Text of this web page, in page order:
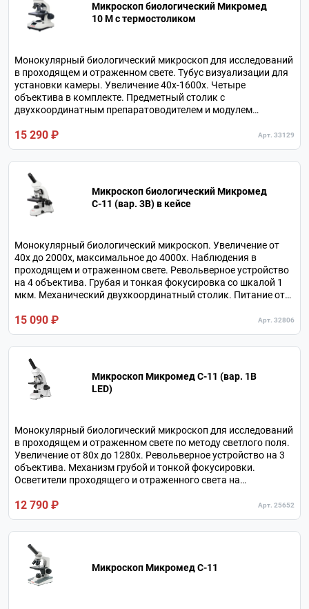
Микроскоп биологический Микромед
10 M c термостоликом
Монокулярный биологический микроскоп для исследований
в проходящем и отраженном свете. Тубус визуализации для
установки камеры. Увеличение 40х-1600х. Четыре
объектива в комплекте. Предметный столик с
двухкоординатным препаратоводителем и модулем
аккумулятора или от сетевого адаптера.
15 290 ₽ Арт. 33129
Микроскоп биологический Микромед
С-11 (вар. 3B) в кейсе
Монокулярный биологический микроскоп. Увеличение от
40х до 2000х, максимальное до 4000х. Наблюдения в
проходящем и отраженном свете. Револьверное устройство
на 4 объектива. Грубая и тонкая фокусировка со шкалой 1
мкм. Механический двухкоординатный столик. Питание от
лаборатория с препаратами и принадлежностями.
15 090 ₽ Арт. 32806
Микроскоп Микромед С-11 (вар. 1B
LED)
Монокулярный биологический микроскоп для исследований
в проходящем и отраженном свете по методу светлого поля.
Увеличение от 80х до 1280х. Револьверное устройство на 3
объектива. Механизм грубой и тонкой фокусировки.
Осветители проходящего и отраженного света на
Барлоу.
12 790 ₽ Арт. 25652
Микроскоп Микромед С-11